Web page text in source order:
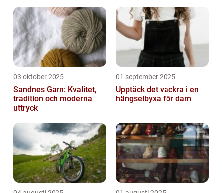
03 oktober 2025
Sandnes Garn: Kvalitet,
tradition och moderna
uttryck
01 september 2025
Upptäck det vackra i en
hängselbyxa för dam